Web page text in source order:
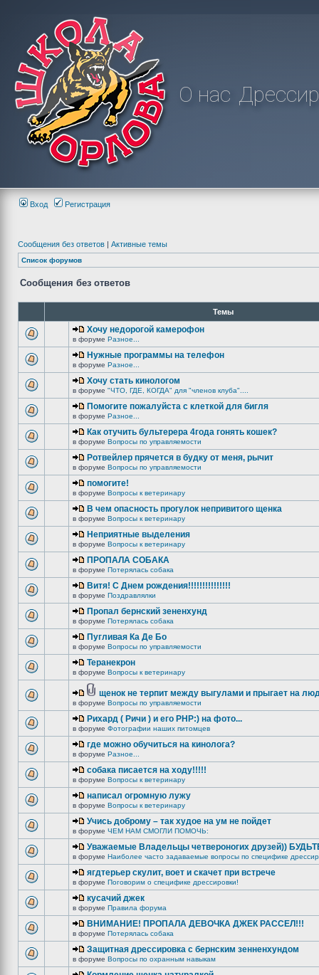
О нас
Вход Регистрация
Сообщения без ответов | Активные темы
Список форумов
Сообщения без ответов
Темы
Хочу недорогой камерофон
в форуме Разное...
Нужные программы на телефон
в форуме Разное...
Хочу стать кинологом
в форуме "ЧТО, ГДЕ, КОГДА" для "членов клуба"....
Помогите пожалуйста с клеткой для бигля
в форуме Разное...
Как отучить бультерера 4года гонять кошек?
в форуме Вопросы по управляемости
Ротвейлер прячется в будку от меня, рычит
в форуме Вопросы по управляемости
помогите!
в форуме Вопросы к ветеринару
В чем опасность прогулок непривитого щенка
в форуме Вопросы к ветеринару
Неприятные выделения
в форуме Вопросы к ветеринару
ПРОПАЛА СОБАКА
в форуме Потерялась собака
Витя! С Днем рождения!!!!!!!!!!!!!!!
в форуме Поздравлялки
Пропал бернский зененхунд
в форуме Потерялась собака
Пугливая Ка Де Бо
в форуме Вопросы по управляемости
Теранекрон
в форуме Вопросы к ветеринару
щенок не терпит между выгулами и прыгает на
в форуме Вопросы по управляемости
Рихард ( Ричи ) и его РНР:) на фото...
в форуме Фотографии наших питомцев
где можно обучиться на кинолога?
в форуме Разное...
собака писается на ходу!!!!!
в форуме Вопросы к ветеринару
написал огромную лужу
в форуме Вопросы к ветеринару
Учись доброму – так худое на ум не пойдет
в форуме ЧЕМ НАМ СМОГЛИ ПОМОЧЬ:
Уважаемые Владельцы четвероногих друзей))
в форуме Наиболее часто задаваемые вопросы по специфике
ягдтерьер скулит, воет и скачет при встрече
в форуме Поговорим о специфике дрессировки!
кусачий джек
в форуме Правила форума
ВНИМАНИЕ! ПРОПАЛА ДЕВОЧКА ДЖЕК РАССЕЛ!!!
в форуме Потерялась собака
Защитная дрессировка с бернским зенненхундом
в форуме Вопросы по охранным навыкам